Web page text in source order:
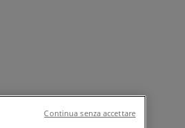
Continua senza accettare